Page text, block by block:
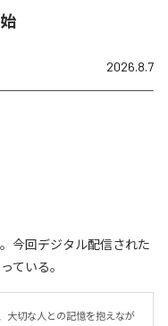
2026.8.7
今回デジタル配信された
ている。
大切な人との記憶を抱えなが